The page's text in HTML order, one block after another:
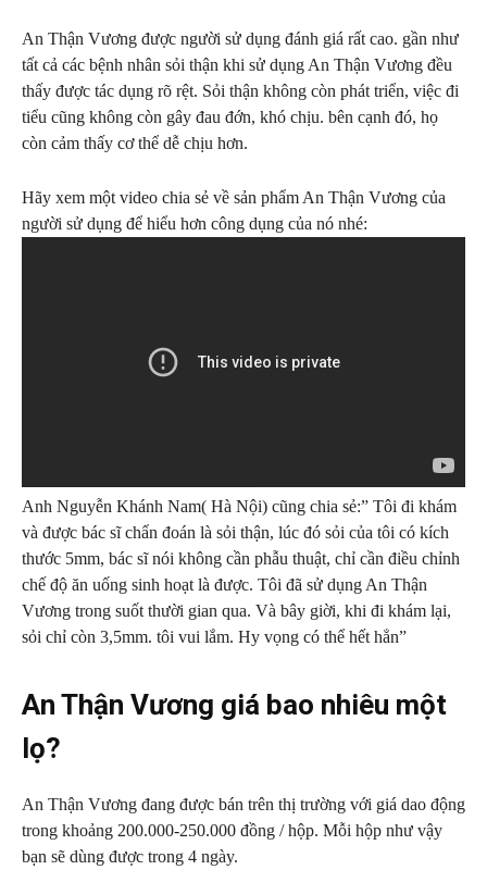
An Thận Vương được người sử dụng đánh giá rất cao. gần như
tất cả các bệnh nhân sỏi thận khi sử dụng An Thận Vương đều
thấy được tác dụng rõ rệt. Sỏi thận không còn phát triển, việc đi
tiểu cũng không còn gây đau đớn, khó chịu. bên cạnh đó, họ
còn cảm thấy cơ thể dễ chịu hơn.
Hãy xem một video chia sẻ về sản phẩm An Thận Vương của
người sử dụng để hiểu hơn công dụng của nó nhé:
Anh Nguyễn Khánh Nam( Hà Nội) cũng chia sẻ:” Tôi đi khám
và được bác sĩ chẩn đoán là sỏi thận, lúc đó sỏi của tôi có kích
thước 5mm, bác sĩ nói không cần phẫu thuật, chỉ cần điều chỉnh
chế độ ăn uống sinh hoạt là được. Tôi đã sử dụng An Thận
Vương trong suốt thười gian qua. Và bây giời, khi đi khám lại,
sỏi chỉ còn 3,5mm. tôi vui lắm. Hy vọng có thể hết hẳn”
An Thận Vương giá bao nhiêu một
lọ?
An Thận Vương đang được bán trên thị trường với giá dao động
trong khoảng 200.000-250.000 đồng / hộp. Mỗi hộp như vậy
bạn sẽ dùng được trong 4 ngày.